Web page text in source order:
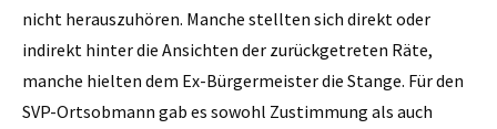
nicht herauszuhören. Manche stellten sich direkt oder
indirekt hinter die Ansichten der zurückgetreten Räte,
manche hielten dem Ex-Bürgermeister die Stange. Für den
SVP-Ortsobmann gab es sowohl Zustimmung als auch